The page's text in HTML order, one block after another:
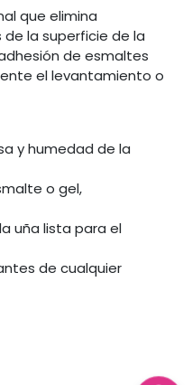
que elimina
la superficie de la
de esmaltes
el levantamiento o
y humedad de la
o gel,
uña lista para el
de cualquier